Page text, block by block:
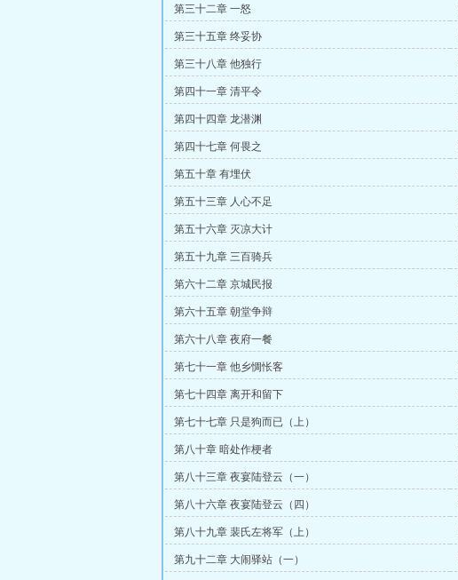
第三十二章 一怒
第三十五章 终妥协
第三十八章 他独行
第四十一章 清平令
第四十四章 龙潜渊
第四十七章 何畏之
第五十章 有埋伏
第五十三章 人心不足
第五十六章 灭凉大计
第五十九章 三百骑兵
第六十二章 京城民报
第六十五章 朝堂争辩
第六十八章 夜府一餐
第七十一章 他乡惆怅客
第七十四章 离开和留下
第七十七章 只是狗而已（上）
第八十章 暗处作梗者
第八十三章 夜宴陆登云（一）
第八十六章 夜宴陆登云（四）
第八十九章 裴氏左将军（上）
第九十二章 大闹驿站（一）